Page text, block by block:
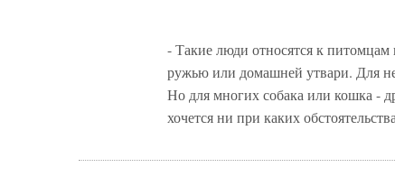
- Такие люди относятся к питомцам
ружью или домашней утвари. Для
Но для многих собака или кошка -
хочется ни при каких